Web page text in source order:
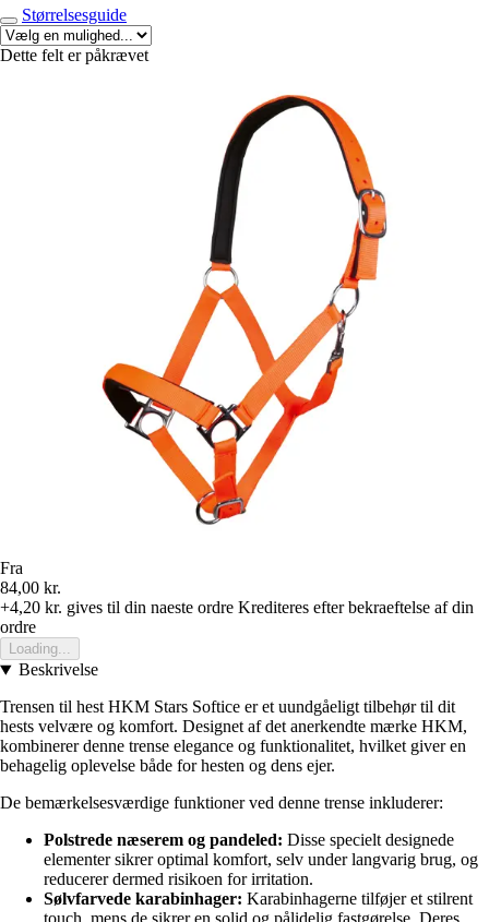
Størrelsesguide
Dette felt er påkrævet
Fra
84,00 kr.
+4,20 kr. gives til din naeste ordre Krediteres efter bekraeftelse af din
ordre
Loading...
Beskrivelse
Trensen til hest HKM Stars Softice er et uundgåeligt tilbehør til dit
hests velvære og komfort. Designet af det anerkendte mærke HKM,
kombinerer denne trense elegance og funktionalitet, hvilket giver en
behagelig oplevelse både for hesten og dens ejer.
De bemærkelsesværdige funktioner ved denne trense inkluderer:
Polstrede næserem og pandeled: Disse specielt designede
elementer sikrer optimal komfort, selv under langvarig brug, og
reducerer dermed risikoen for irritation.
Sølvfarvede karabinhager: Karabinhagerne tilføjer et stilrent